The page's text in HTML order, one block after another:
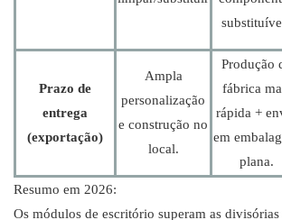
Prazo de
entrega
(exportação)
Ampla
personalização
e construção no
local.
Produção
fábrica
rápida +
em
plana.
Resumo em 2026:
Os módulos de escritório superam as